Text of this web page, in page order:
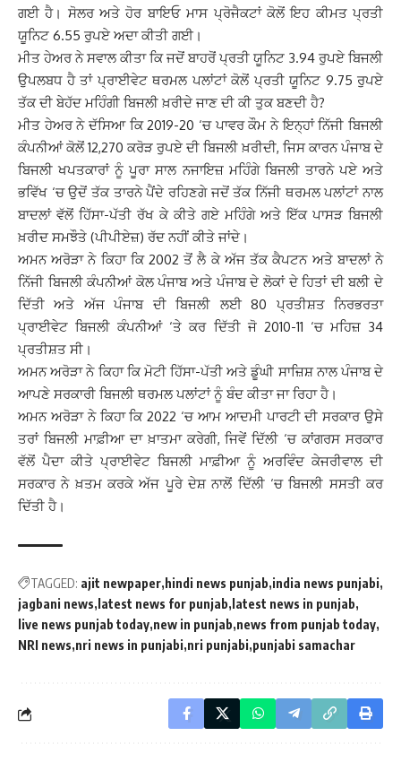
ਗਈ ਹੈ। ਸੋਲਰ ਅਤੇ ਹੋਰ ਬਾਇਓ ਮਾਸ ਪ੍ਰੋਜੈਕਟਾਂ ਕੋਲੋਂ ਇਹ ਕੀਮਤ ਪ੍ਰਤੀ
ਯੂਨਿਟ 6.55 ਰੁਪਏ ਅਦਾ ਕੀਤੀ ਗਈ।
ਮੀਤ ਹੇਅਰ ਨੇ ਸਵਾਲ ਕੀਤਾ ਕਿ ਜਦੋਂ ਬਾਹਰੋਂ ਪ੍ਰਤੀ ਯੂਨਿਟ 3.94 ਰੁਪਏ ਬਿਜਲੀ
ਉਪਲਬਧ ਹੈ ਤਾਂ ਪ੍ਰਾਈਵੇਟ ਥਰਮਲ ਪਲਾਂਟਾਂ ਕੋਲੋਂ ਪ੍ਰਤੀ ਯੂਨਿਟ 9.75 ਰੁਪਏ
ਤੱਕ ਦੀ ਬੇਹੱਦ ਮਹਿੰਗੀ ਬਿਜਲੀ ਖ਼ਰੀਦੇ ਜਾਣ ਦੀ ਕੀ ਤੁਕ ਬਣਦੀ ਹੈ?
ਮੀਤ ਹੇਅਰ ਨੇ ਦੱਸਿਆ ਕਿ 2019-20 ‘ਚ ਪਾਵਰ ਕੌਮ ਨੇ ਇਨ੍ਹਾਂ ਨਿੱਜੀ ਬਿਜਲੀ
ਕੰਪਨੀਆਂ ਕੋਲੋਂ 12,270 ਕਰੋੜ ਰੁਪਏ ਦੀ ਬਿਜਲੀ ਖ਼ਰੀਦੀ, ਜਿਸ ਕਾਰਨ ਪੰਜਾਬ ਦੇ
ਬਿਜਲੀ ਖਪਤਕਾਰਾਂ ਨੂੰ ਪੂਰਾ ਸਾਲ ਨਜਾਇਜ਼ ਮਹਿੰਗੇ ਬਿਜਲੀ ਤਾਰਨੇ ਪਏ ਅਤੇ
ਭਵਿੱਖ ‘ਚ ਉਦੋਂ ਤੱਕ ਤਾਰਨੇ ਪੈਂਦੇ ਰਹਿਣਗੇ ਜਦੋਂ ਤੱਕ ਨਿੱਜੀ ਥਰਮਲ ਪਲਾਂਟਾਂ ਨਾਲ
ਬਾਦਲਾਂ ਵੱਲੋਂ ਹਿੱਸਾ-ਪੱਤੀ ਰੱਖ ਕੇ ਕੀਤੇ ਗਏ ਮਹਿੰਗੇ ਅਤੇ ਇੱਕ ਪਾਸੜ ਬਿਜਲੀ
ਖ਼ਰੀਦ ਸਮਝੌਤੇ (ਪੀਪੀਏਜ਼) ਰੱਦ ਨਹੀਂ ਕੀਤੇ ਜਾਂਦੇ।
ਅਮਨ ਅਰੋੜਾ ਨੇ ਕਿਹਾ ਕਿ 2002 ਤੋਂ ਲੈ ਕੇ ਅੱਜ ਤੱਕ ਕੈਪਟਨ ਅਤੇ ਬਾਦਲਾਂ ਨੇ
ਨਿੱਜੀ ਬਿਜਲੀ ਕੰਪਨੀਆਂ ਕੋਲ ਪੰਜਾਬ ਅਤੇ ਪੰਜਾਬ ਦੇ ਲੋਕਾਂ ਦੇ ਹਿਤਾਂ ਦੀ ਬਲੀ ਦੇ
ਦਿੱਤੀ ਅਤੇ ਅੱਜ ਪੰਜਾਬ ਦੀ ਬਿਜਲੀ ਲਈ 80 ਪ੍ਰਤੀਸ਼ਤ ਨਿਰਭਰਤਾ
ਪ੍ਰਾਈਵੇਟ ਬਿਜਲੀ ਕੰਪਨੀਆਂ ‘ਤੇ ਕਰ ਦਿੱਤੀ ਜੋ 2010-11 ‘ਚ ਮਹਿਜ਼ 34
ਪ੍ਰਤੀਸ਼ਤ ਸੀ।
ਅਮਨ ਅਰੋੜਾ ਨੇ ਕਿਹਾ ਕਿ ਮੋਟੀ ਹਿੱਸਾ-ਪੱਤੀ ਅਤੇ ਡੂੰਘੀ ਸਾਜ਼ਿਸ਼ ਨਾਲ ਪੰਜਾਬ ਦੇ
ਆਪਣੇ ਸਰਕਾਰੀ ਬਿਜਲੀ ਥਰਮਲ ਪਲਾਂਟਾਂ ਨੂੰ ਬੰਦ ਕੀਤਾ ਜਾ ਰਿਹਾ ਹੈ।
ਅਮਨ ਅਰੋੜਾ ਨੇ ਕਿਹਾ ਕਿ 2022 ‘ਚ ਆਮ ਆਦਮੀ ਪਾਰਟੀ ਦੀ ਸਰਕਾਰ ਉਸੇ
ਤਰਾਂ ਬਿਜਲੀ ਮਾਫ਼ੀਆ ਦਾ ਖ਼ਾਤਮਾ ਕਰੇਗੀ, ਜਿਵੇਂ ਦਿੱਲੀ ‘ਚ ਕਾਂਗਰਸ ਸਰਕਾਰ
ਵੱਲੋਂ ਪੈਦਾ ਕੀਤੇ ਪ੍ਰਾਈਵੇਟ ਬਿਜਲੀ ਮਾਫ਼ੀਆ ਨੂੰ ਅਰਵਿੰਦ ਕੇਜਰੀਵਾਲ ਦੀ
ਸਰਕਾਰ ਨੇ ਖ਼ਤਮ ਕਰਕੇ ਅੱਜ ਪੂਰੇ ਦੇਸ਼ ਨਾਲੋਂ ਦਿੱਲੀ ‘ਚ ਬਿਜਲੀ ਸਸਤੀ ਕਰ
ਦਿੱਤੀ ਹੈ।
TAGGED: ajit newpaper hindi news punjab india news punjabi
jagbani news latest news for punjab latest news in punjab
live news punjab today new in punjab news from punjab today
NRI news nri news in punjabi nri punjabi punjabi samachar